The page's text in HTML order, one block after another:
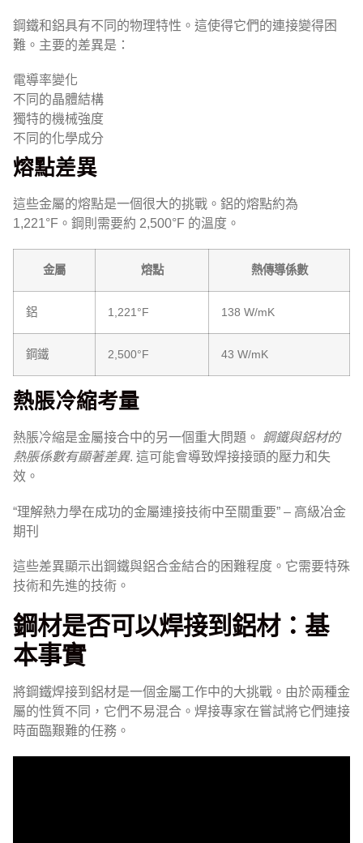
鋼鐵和鋁具有不同的物理特性。這使得它們的連接變得困
難。主要的差異是：
電導率變化
不同的晶體結構
獨特的機械強度
不同的化學成分
熔點差異
這些金屬的熔點是一個很大的挑戰。鋁的熔點約為
1,221°F。鋼則需要約 2,500°F 的溫度。
金屬 熔點 熱傳導係數
鋁 1,221°F 138 W/mK
鋼鐵 2,500°F 43 W/mK
熱脹冷縮考量
熱脹冷縮是金屬接合中的另一個重大問題。
鋼鐵與鋁材的
熱脹係數有顯著差異. 這可能會導致焊接接頭的壓力和失
效。
“理解熱力學在成功的金屬連接技術中至關重要” – 高級冶金
期刊
這些差異顯示出鋼鐵與鋁合金結合的困難程度。它需要特殊
技術和先進的技術。
鋼材是否可以焊接到鋁材：基
本事實
將鋼鐵焊接到鋁材是一個金屬工作中的大挑戰。由於兩種金
屬的性質不同，它們不易混合。焊接專家在嘗試將它們連接
時面臨艱難的任務。